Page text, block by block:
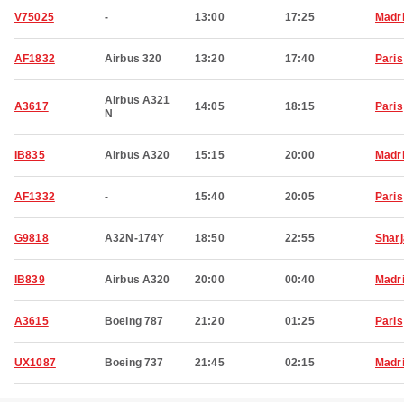
V75025 - 13:00 17:25
AF1832 Airbus 320 13:20 17:40 Paris
A3617
Airbus A321
N
14:05 18:15 Paris
IB835 Airbus A320 15:15 20:00
AF1332 - 15:40 20:05 Paris
G9818 A32N-174Y 18:50 22:55
IB839 Airbus A320 20:00 00:40
A3615 Boeing 787 21:20 01:25 Paris
UX1087 Boeing 737 21:45 02:15